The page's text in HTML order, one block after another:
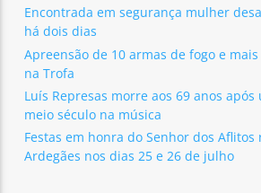
Encontrada em segurança mulher
há dois dias
Apreensão de 10 armas de fogo e
na Trofa
Luís Represas morre aos 69 anos
meio século na música
Festas em honra do Senhor dos Aflitos
Ardegães nos dias 25 e 26 de julho